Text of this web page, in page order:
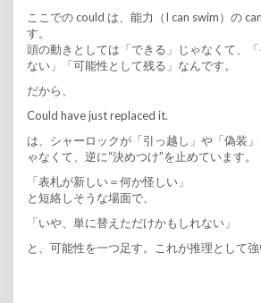
ここでの could は、能力（I can swim）の
す。
頭の動きとしては「できる」じゃなくて、
ない」「可能性として残る」なんです。
だから、
Could have just replaced it.
は、シャーロックが「引っ越し」や「偽装
ゃなくて、逆に“決めつけ”を止めています。
「表札が新しい＝何か怪しい」
と短絡しそうな場面で、
「いや、単に替えただけかもしれない」
と、可能性を一つ足す。これが推理として強